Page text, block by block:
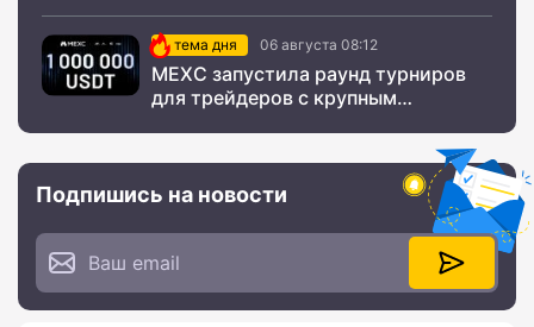
тема дня 06 августа 08:12
MEXC запустила раунд турниров
для трейдеров с крупным
Подпишись на новости